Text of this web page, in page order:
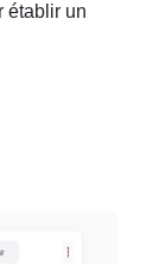
établir un